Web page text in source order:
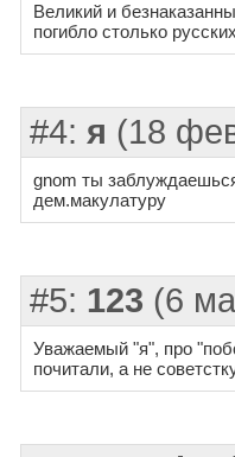
Великий и
погибло столько
#4: я (18
gnom ты
дем.макулатуру
#5: 123 (6
Уважаемый "я", про
почитали, а не